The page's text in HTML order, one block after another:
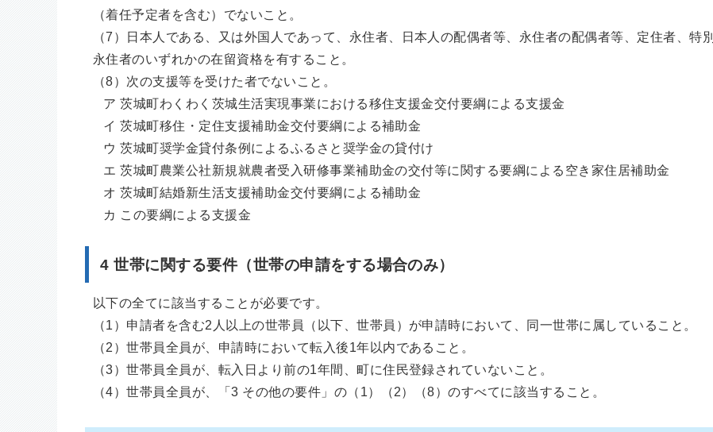
（着任予定者を含む）でないこと。
（7）日本人である、又は外国人であって、永住者、日本人の配偶者等、永住者の配偶者等、定住者、特別
永住者のいずれかの在留資格を有すること。
（8）次の支援等を受けた者でないこと。
ア 茨城町わくわく茨城生活実現事業における移住支援金交付要綱による支援金
イ 茨城町移住・定住支援補助金交付要綱による補助金
ウ 茨城町奨学金貸付条例によるふるさと奨学金の貸付け
エ 茨城町農業公社新規就農者受入研修事業補助金の交付等に関する要綱による空き家住居補助金
オ 茨城町結婚新生活支援補助金交付要綱による補助金
カ この要綱による支援金
4 世帯に関する要件（世帯の申請をする場合のみ）
以下の全てに該当することが必要です。
（1）申請者を含む2人以上の世帯員（以下、世帯員）が申請時において、同一世帯に属していること。
（2）世帯員全員が、申請時において転入後1年以内であること。
（3）世帯員全員が、転入日より前の1年間、町に住民登録されていないこと。
（4）世帯員全員が、「3 その他の要件」の（1）（2）（8）のすべてに該当すること。